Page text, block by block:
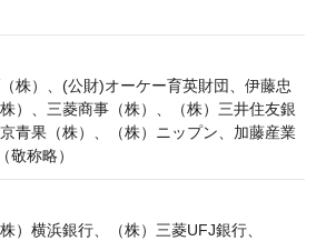
株）、(公財)オーケー育英財団、伊藤忠
）、三菱商事（株）、（株）三井住友銀
青果（株）、（株）ニップン、加藤産業
敬称略）
）横浜銀行、（株）三菱UFJ銀行、